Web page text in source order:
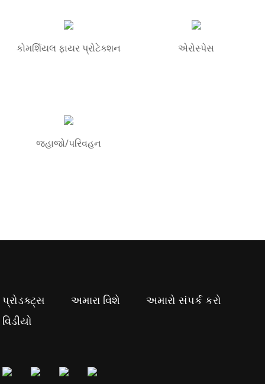
કોમર્શિયલ ફાયર પ્રોટેક્શન એરોસ્પેસ
જહાજો/પરિવહન
પ્રોડક્ટ્સ અમારા વિશે
અમારો સંપર્ક કરો
વિડીયો